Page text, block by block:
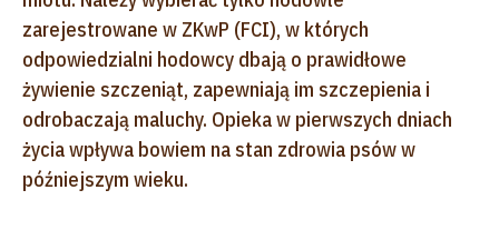
zarejestrowane w ZKwP (FCI), w których
odpowiedzialni hodowcy dbają o prawidłowe
żywienie szczeniąt, zapewniają im szczepienia i
odrobaczają maluchy. Opieka w pierwszych dniach
życia wpływa bowiem na stan zdrowia psów w
późniejszym wieku.